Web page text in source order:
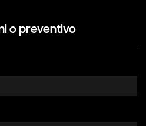
o preventivo